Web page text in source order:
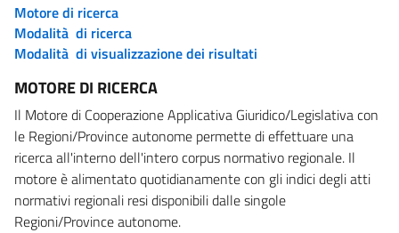
Motore di ricerca
Modalità di ricerca
Modalità di visualizzazione dei risultati
MOTORE DI RICERCA
Il Motore di Cooperazione Applicativa Giuridico/Legislativa con
le Regioni/Province autonome permette di effettuare una
ricerca all'interno dell'intero corpus normativo regionale. Il
motore è alimentato quotidianamente con gli indici degli atti
normativi regionali resi disponibili dalle singole
Regioni/Province autonome.